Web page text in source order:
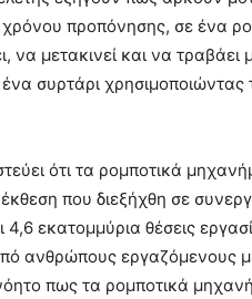
προπόνησης, σε ένα
να μετακινεί και να
συρτάρι
ότι τα ρομποτικά
που διεξήχθη σε
4,6 εκατομμύρια θέσεις
ανθρώπους εργαζόμενους
πως τα ρομποτικά